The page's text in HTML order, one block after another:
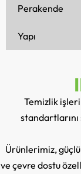
Perakende
Yapı
Temizlik
Ürünlerimiz,
ve çevre dostu